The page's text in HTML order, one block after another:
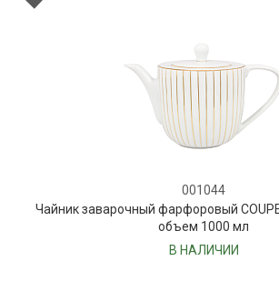
001044
Чайник заварочный фарфоровый COUPE
объем 1000 мл
В НАЛИЧИИ